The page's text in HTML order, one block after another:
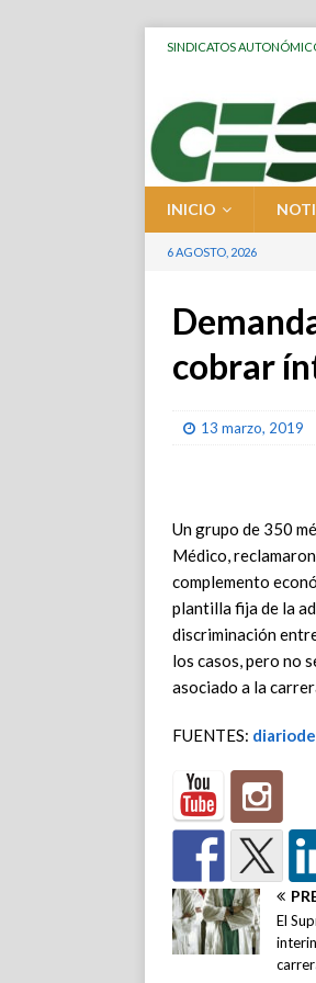
SINDICATOS
INICIO
6 AGOSTO, 2026
cobrar
13 marzo, 2019
Un grupo de 350
Médico,
complemento
plantilla fija de la
discriminación
los casos, pero no
asociado a la
FUENTES:
El